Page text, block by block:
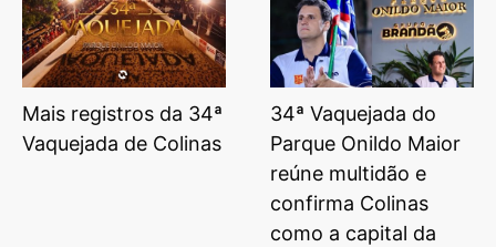
Mais registros da 34ª
Vaquejada de Colinas
34ª Vaquejada do
Parque Onildo Maior
reúne multidão e
confirma Colinas
como a capital da